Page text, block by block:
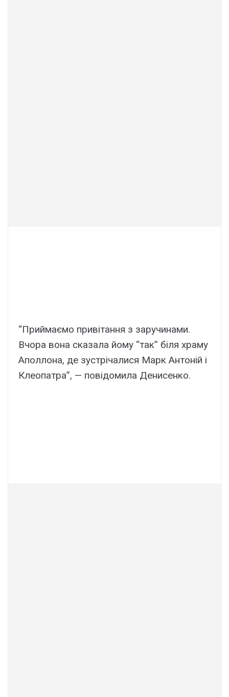
“Приймаємо привітання з заручинами.
Вчора вона сказала йому “так” біля храму
Аполлона, де зустрічалися Марк Антоній і
Клеопатра”, — повідомила Денисенко.